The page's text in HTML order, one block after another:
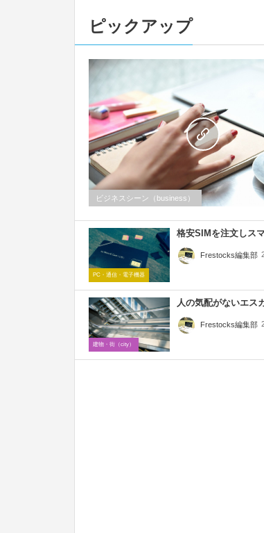
ピックアップ
ビジネスシーン（business）
PC・通信・電子機器
格安SIMを注文しス
Frestocks編集部
建物・街（city）
人の気配がないエス
Frestocks編集部